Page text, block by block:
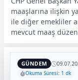
maaşlarına ilişkin
ile diğer emekliler
mevcut maaş
GÜNDEM
Okuma Süresi: 1 dk